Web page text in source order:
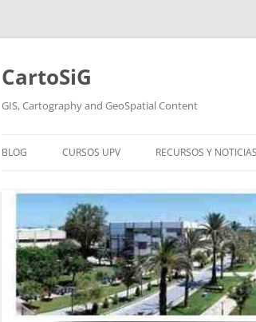
Saltar
CartoSiG
GIS, Cartography and GeoSpatial Content
BLOG CURSOS UPV RECURSOS Y NOTICIAS